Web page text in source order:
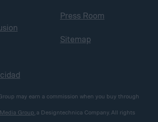
Press Room
Sitemap
may earn a commission when you buy through
Group , a Designtechnica Company. All rights